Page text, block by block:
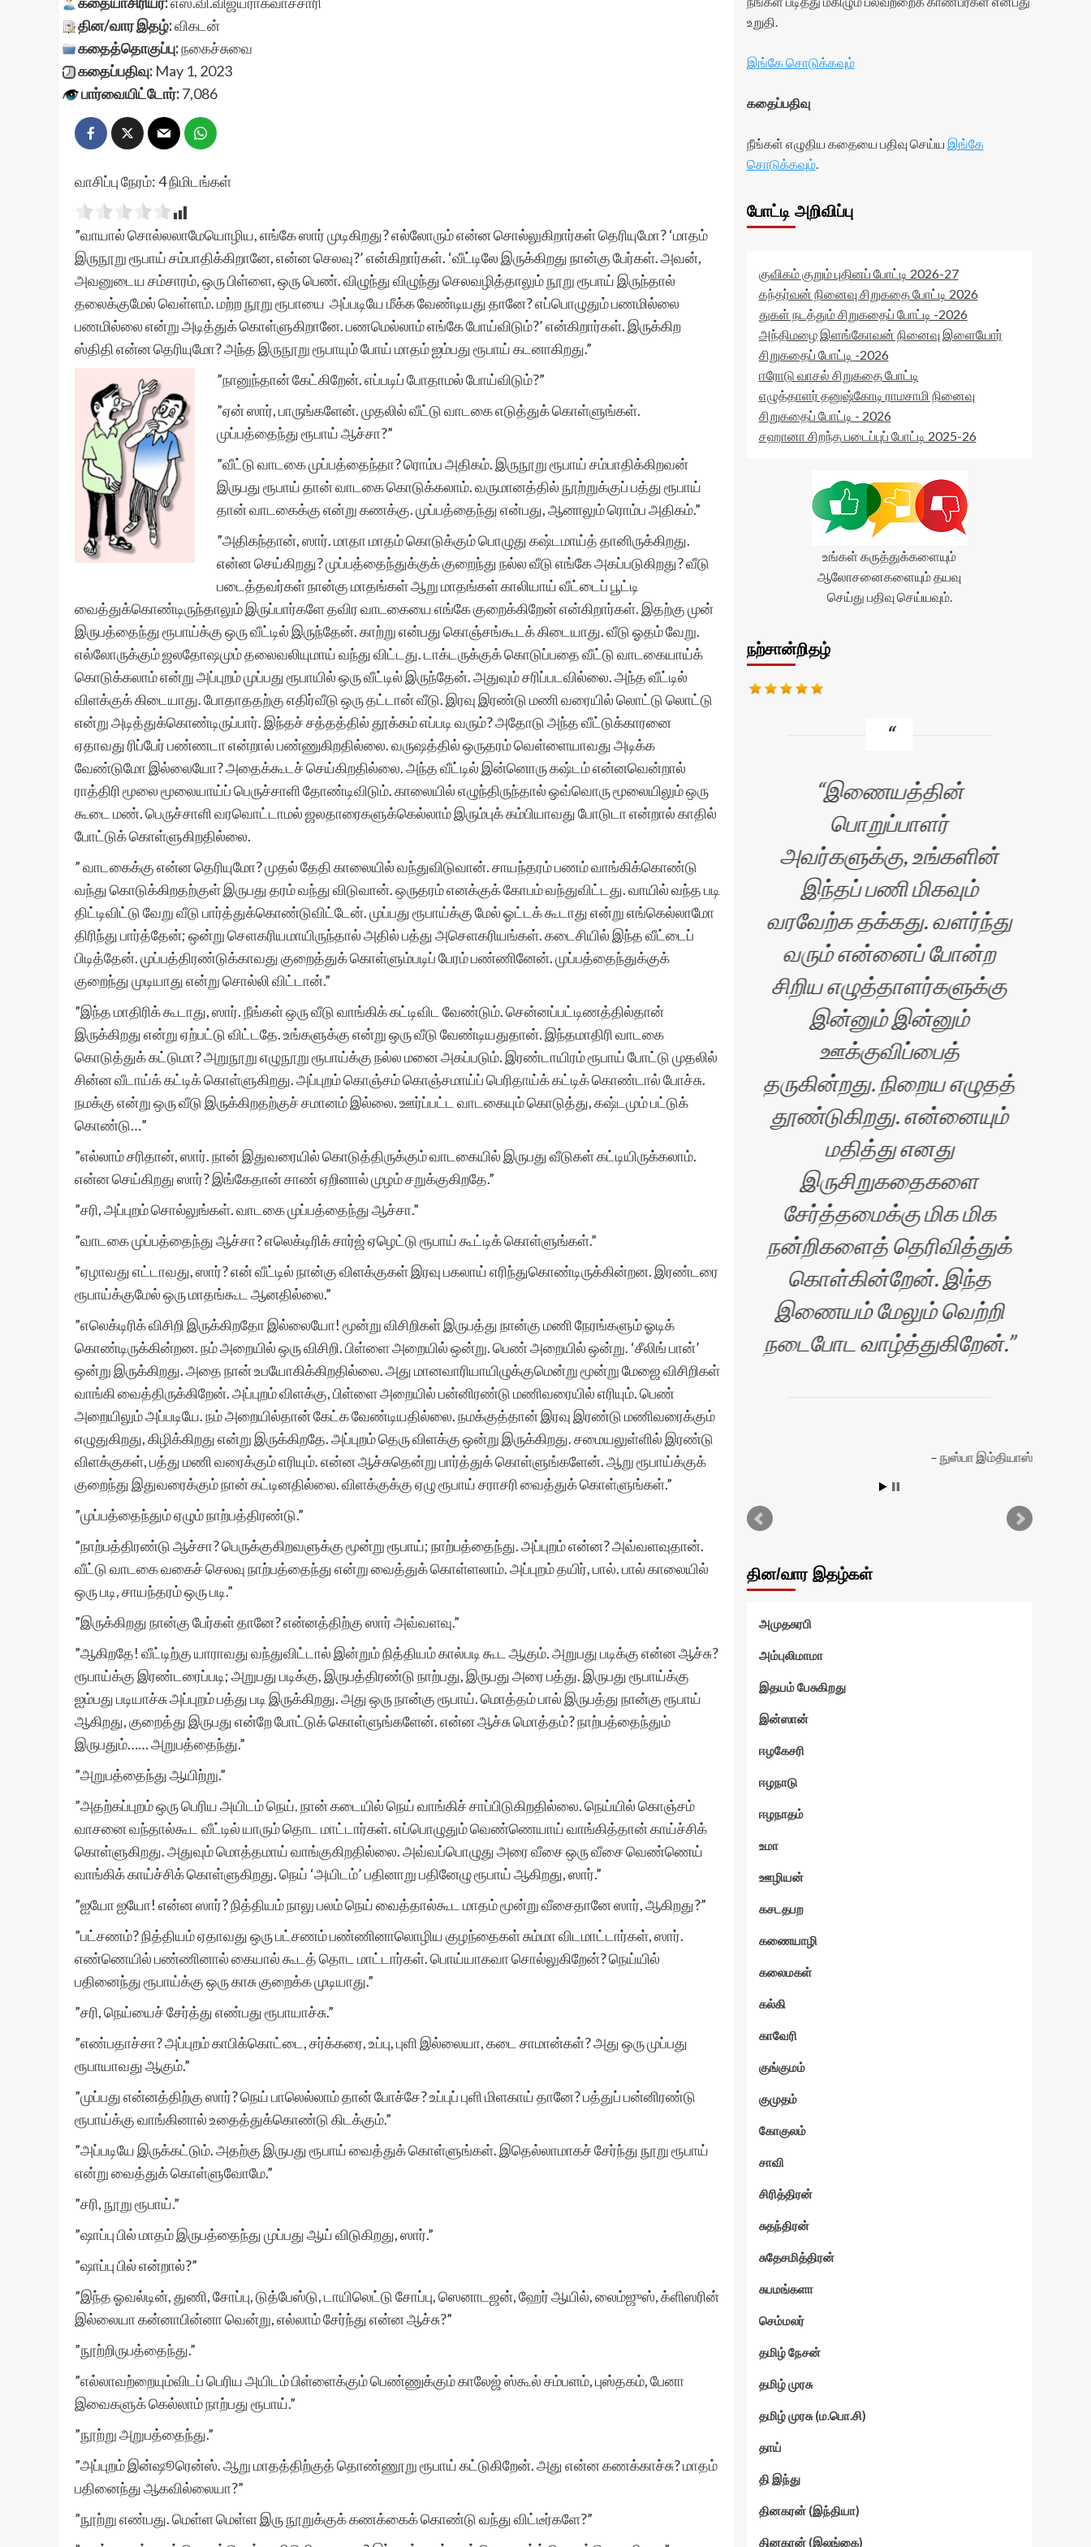
தின/வார இதழ்:விகடன்
கதைத்தொகுப்பு:நகைச்சுவை
கதைப்பதிவு: May 1, 2023
பார்வையிட்டோர்:7,086
வாசிப்பு நேரம்:4நிமிடங்கள்
”வாயால் சொல்லலாமேயொழிய, எங்கே ஸார் முடிகிறது? எல்லோரும் என்ன சொல்லுகிறார்கள் தெரியுமோ? ‘மாதம்
இருநூறு ரூபாய் சம்பாதிக்கிறானே, என்ன செலவு?’ என்கிறார்கள். ‘வீட்டிலே இருக்கிறது நான்கு பேர்கள். அவன்,
அவனுடைய சம்சாரம், ஒரு பிள்ளை, ஒரு பெண். விழுந்து விழுந்து செலவழித்தாலும் நூறு ரூபாய் இருந்தால்
தலைக்குமேல் வெள்ளம். மற்ற நூறு ரூபாயை அப்படியே மீக்க வேண்டியது தானே? எப்பொழுதும் பணமில்லை
பணமில்லை என்று அடித்துக் கொள்ளுகிறானே. பணமெல்லாம் எங்கே போய்விடும்?’ என்கிறார்கள். இருக்கிற
ஸ்திதி என்ன தெரியுமோ? அந்த இருநூறு ரூபாயும் போய் மாதம் ஐம்பது ரூபாய் கடனாகிறது.”
”நானுந்தான் கேட்கிறேன். எப்படிப் போதாமல் போய்விடும்?”
”ஏன் ஸார், பாருங்களேன். முதலில் வீட்டு வாடகை எடுத்துக் கொள்ளுங்கள்.
முப்பத்தைந்து ரூபாய் ஆச்சா?”
”வீட்டு வாடகை முப்பத்தைந்தா? ரொம்ப அதிகம். இருநூறு ரூபாய் சம்பாதிக்கிறவன்
இருபது ரூபாய் தான் வாடகை கொடுக்கலாம். வருமானத்தில் நூற்றுக்குப் பத்து ரூபாய்
தான் வாடகைக்கு என்று கணக்கு. முப்பத்தைந்து என்பது, ஆனாலும் ரொம்ப அதிகம்.”
”அதிகந்தான், ஸார். மாதா மாதம் கொடுக்கும் பொழுது கஷ்டமாய்த் தானிருக்கிறது.
என்ன செய்கிறது? முப்பத்தைந்துக்குக் குறைந்து நல்ல வீடு எங்கே அகப்படுகிறது? வீடு
படைத்தவர்கள் நான்கு மாதங்கள் ஆறு மாதங்கள் காலியாய் வீட்டைப் பூட்டி
வைத்துக்கொண்டிருந்தாலும் இருப்பார்களே தவிர வாடகையை எங்கே குறைக்கிறேன் என்கிறார்கள். இதற்கு முன்
இருபத்தைந்து ரூபாய்க்கு ஒரு வீட்டில் இருந்தேன். காற்று என்பது கொஞ்சங்கூடக் கிடையாது. வீடு ஓதம் வேறு.
எல்லோருக்கும் ஜலதோஷமும் தலைவலியுமாய் வந்து விட்டது. டாக்டருக்குக் கொடுப்பதை வீட்டு வாடகையாய்க்
கொடுக்கலாம் என்று அப்புறம் முப்பது ரூபாயில் ஒரு வீட்டில் இருந்தேன். அதுவும் சரிப்படவில்லை. அந்த வீட்டில்
விளக்குக் கிடையாது. போதாததற்கு எதிர்வீடு ஒரு தட்டான் வீடு. இரவு இரண்டு மணி வரையில் லொட்டு லொட்டு
என்று அடித்துக்கொண்டிருப்பார். இந்தச் சத்தத்தில் தூக்கம் எப்படி வரும்? அதோடு அந்த வீட்டுக்காரனை
ஏதாவது ரிப்பேர் பண்ணடா என்றால் பண்ணுகிறதில்லை. வருஷத்தில் ஒருதரம் வெள்ளையாவது அடிக்க
வேண்டுமோ இல்லையோ? அதைக்கூடச் செய்கிறதில்லை. அந்த வீட்டில் இன்னொரு கஷ்டம் என்னவென்றால்
ராத்திரி மூலை மூலையாய்ப் பெருச்சாளி தோண்டிவிடும். காலையில் எழுந்திருந்தால் ஒவ்வொரு மூலையிலும் ஒரு
கூடை மண். பெருச்சாளி வரவொட்டாமல் ஜலதாரைகளுக்கெல்லாம் இரும்புக் கம்பியாவது போடுடா என்றால் காதில்
போட்டுக் கொள்ளுகிறதில்லை.
” வாடகைக்கு என்ன தெரியுமோ? முதல் தேதி காலையில் வந்துவிடுவான். சாயந்தரம் பணம் வாங்கிக்கொண்டு
வந்து கொடுக்கிறதற்குள் இருபது தரம் வந்து விடுவான். ஒருதரம் எனக்குக் கோபம் வந்துவிட்டது. வாயில் வந்த படி
திட்டிவிட்டு வேறு வீடு பார்த்துக்கொண்டுவிட்டேன். முப்பது ரூபாய்க்கு மேல் ஓட்டக் கூடாது என்று எங்கெல்லாமோ
திரிந்து பார்த்தேன்; ஒன்று செளகரியமாயிருந்தால் அதில் பத்து அசெளகரியங்கள். கடைசியில் இந்த வீட்டைப்
பிடித்தேன். முப்பத்திரண்டுக்காவது குறைத்துக் கொள்ளும்படிப் பேரம் பண்ணினேன். முப்பத்தைந்துக்குக்
குறைந்து முடியாது என்று சொல்லி விட்டான்.”
”இந்த மாதிரிக் கூடாது, ஸார். நீங்கள் ஒரு வீடு வாங்கிக் கட்டிவிட வேண்டும். சென்னப்பட்டிணத்தில்தான்
இருக்கிறது என்று ஏற்பட்டு விட்டதே. உங்களுக்கு என்று ஒரு வீடு வேண்டியதுதான். இந்தமாதிரி வாடகை
கொடுத்துக் கட்டுமா? அறுநூறு எழுநூறு ரூபாய்க்கு நல்ல மனை அகப்படும். இரண்டாயிரம் ரூபாய் போட்டு முதலில்
சின்ன வீடாய்க் கட்டிக் கொள்ளுகிறது. அப்புறம் கொஞ்சம் கொஞ்சமாய்ப் பெரிதாய்க் கட்டிக் கொண்டால் போச்சு.
நமக்கு என்று ஒரு வீடு இருக்கிறதற்குச் சமானம் இல்லை. ஊர்ப்பட்ட வாடகையும் கொடுத்து, கஷ்டமும் பட்டுக்
கொண்டு…”
”எல்லாம் சரிதான், ஸார். நான் இதுவரையில் கொடுத்திருக்கும் வாடகையில் இருபது வீடுகள் கட்டியிருக்கலாம்.
என்ன செய்கிறது ஸார்? இங்கேதான் சாண் ஏறினால் முழம் சறுக்குகிறதே.”
”சரி, அப்புறம் சொல்லுங்கள். வாடகை முப்பத்தைந்து ஆச்சா.”
”வாடகை முப்பத்தைந்து ஆச்சா? எலெக்டிரிக் சார்ஜ் ஏழெட்டு ரூபாய் கூட்டிக் கொள்ளுங்கள்.”
”ஏழாவது எட்டாவது, ஸார்? என் வீட்டில் நான்கு விளக்குகள் இரவு பகலாய் எரிந்துகொண்டிருக்கின்றன. இரண்டரை
ரூபாய்க்குமேல் ஒரு மாதங்கூட ஆனதில்லை.”
”எலெக்டிரிக் விசிறி இருக்கிறதோ இல்லையோ! மூன்று விசிறிகள் இருபத்து நான்கு மணி நேரங்களும் ஓடிக்
கொண்டிருக்கின்றன. நம் அறையில் ஒரு விசிறி. பிள்ளை அறையில் ஒன்று. பெண் அறையில் ஒன்று. ‘சீலிங் பான்’
ஒன்று இருக்கிறது. அதை நான் உபயோகிக்கிறதில்லை. அது மானவாரியாயிழுக்குமென்று மூன்று மேஜை விசிறிகள்
வாங்கி வைத்திருக்கிறேன். அப்புறம் விளக்கு, பிள்ளை அறையில் பன்னிரண்டு மணிவரையில் எரியும். பெண்
அறையிலும் அப்படியே. நம் அறையில்தான் கேட்க வேண்டியதில்லை. நமக்குத்தான் இரவு இரண்டு மணிவரைக்கும்
எழுதுகிறது, கிழிக்கிறது என்று இருக்கிறதே. அப்புறம் தெரு விளக்கு ஒன்று இருக்கிறது. சமையலுள்ளில் இரண்டு
விளக்குகள், பத்து மணி வரைக்கும் எரியும். என்ன ஆச்சுதென்று பார்த்துக் கொள்ளுங்களேன். ஆறு ரூபாய்க்குக்
குறைந்து இதுவரைக்கும் நான் கட்டினதில்லை. விளக்குக்கு ஏழு ரூபாய் சராசரி வைத்துக் கொள்ளுங்கள்.”
”முப்பத்தைந்தும் ஏழும் நாற்பத்திரண்டு.”
”நாற்பத்திரண்டு ஆச்சா? பெருக்குகிறவளுக்கு மூன்று ரூபாய்; நாற்பத்தைந்து. அப்புறம் என்ன? அவ்வளவுதான்.
வீட்டு வாடகை வகைச் செலவு நாற்பத்தைந்து என்று வைத்துக் கொள்ளலாம். அப்புறம் தயிர், பால். பால் காலையில்
ஒரு படி, சாயந்தரம் ஒரு படி.”
”இருக்கிறது நான்கு பேர்கள் தானே? என்னத்திற்கு ஸார் அவ்வளவு.”
”ஆகிறதே! வீட்டிற்கு யாராவது வந்துவிட்டால் இன்றும் நித்தியம் கால்படி கூட ஆகும். அறுபது படிக்கு என்ன ஆச்சு?
ரூபாய்க்கு இரண்டரைப்படி; அறுபது படிக்கு, இருபத்திரண்டு நாற்பது, இருபது அரை பத்து. இருபது ரூபாய்க்கு
ஐம்பது படியாச்சு அப்புறம் பத்து படி இருக்கிறது. அது ஒரு நான்கு ரூபாய். மொத்தம் பால் இருபத்து நான்கு ரூபாய்
ஆகிறது, குறைத்து இருபது என்றே போட்டுக் கொள்ளுங்களேன். என்ன ஆச்சு மொத்தம்? நாற்பத்தைந்தும்
இருபதும்…… அறுபத்தைந்து.”
”அறுபத்தைந்து ஆயிற்று.”
”அதற்கப்புறம் ஒரு பெரிய அயிடம் நெய். நான் கடையில் நெய் வாங்கிச் சாப்பிடுகிறதில்லை. நெய்யில் கொஞ்சம்
வாசனை வந்தால்கூட வீட்டில் யாரும் தொட மாட்டார்கள். எப்பொழுதும் வெண்ணெயாய் வாங்கித்தான் காய்ச்சிக்
கொள்ளுகிறது. அதுவும் மொத்தமாய் வாங்குகிறதில்லை. அவ்வப்பொழுது அரை வீசை ஒரு வீசை வெண்ணெய்
வாங்கிக் காய்ச்சிக் கொள்ளுகிறது. நெய் ‘அயிடம்’ பதினாறு பதினேழு ரூபாய் ஆகிறது, ஸார்.”
”ஐயோ ஐயோ! என்ன ஸார்? நித்தியம் நாலு பலம் நெய் வைத்தால்கூட மாதம் மூன்று வீசைதானே ஸார், ஆகிறது?”
”பட்சணம்? நித்தியம் ஏதாவது ஒரு பட்சணம் பண்ணினாலொழிய குழந்தைகள் சும்மா விடமாட்டார்கள், ஸார்.
எண்ணெயில் பண்ணினால் கையால் கூடத் தொட மாட்டார்கள். பொய்யாகவா சொல்லுகிறேன்? நெய்யில்
பதினைந்து ரூபாய்க்கு ஒரு காசு குறைக்க முடியாது.”
”சரி, நெய்யைச் சேர்த்து எண்பது ரூபாயாச்சு.”
”எண்பதாச்சா? அப்புறம் காபிக்கொட்டை, சர்க்கரை, உப்பு, புளி இல்லையா, கடை சாமான்கள்? அது ஒரு முப்பது
ரூபாயாவது ஆகும்.”
”முப்பது என்னத்திற்கு ஸார்? நெய் பாலெல்லாம் தான் போச்சே? உப்புப் புளி மிளகாய் தானே? பத்துப் பன்னிரண்டு
ரூபாய்க்கு வாங்கினால் உதைத்துக்கொண்டு கிடக்கும்.”
”அப்படியே இருக்கட்டும். அதற்கு இருபது ரூபாய் வைத்துக் கொள்ளுங்கள். இதெல்லாமாகச் சேர்ந்து நூறு ரூபாய்
என்று வைத்துக் கொள்ளுவோமே.”
”சரி, நூறு ரூபாய்.”
”ஷாப்பு பில் மாதம் இருபத்தைந்து முப்பது ஆய் விடுகிறது, ஸார்.”
”ஷாப்பு பில் என்றால்?”
”இந்த ஓவல்டின், துணி, சோப்பு, டுத்பேஸ்டு, டாயிலெட்டு சோப்பு, ஸெனாடஜன், ஹேர் ஆயில், லைம்ஜுஸ், க்ளிஸரின்
இல்லையா கன்னாபின்னா வென்று, எல்லாம் சேர்ந்து என்ன ஆச்சு?”
”நூற்றிருபத்தைந்து.”
”எல்லாவற்றையும்விடப் பெரிய அயிடம் பிள்ளைக்கும் பெண்ணுக்கும் காலேஜ் ஸ்கூல் சம்பளம், புஸ்தகம், பேனா
இவைகளுக் கெல்லாம் நாற்பது ரூபாய்.”
”நூற்று அறுபத்தைந்து.”
”அப்புறம் இன்ஷூரென்ஸ். ஆறு மாதத்திற்குத் தொண்ணூறு ரூபாய் கட்டுகிறேன். அது என்ன கணக்காச்சு? மாதம்
பதினைந்து ஆகவில்லையா?”
”நூற்று எண்பது. மெள்ள மெள்ள இரு நூறுக்குக் கணக்கைக் கொண்டு வந்து விட்டீர்களே?”
உறுதி.
இங்கே சொடுக்கவும்
கதைப்பதிவு
நீங்கள் எழுதிய கதையை பதிவு செய்ய இங்கே
சொடுக்கவும்.
போட்டி அறிவிப்பு
குவிகம் குறும் புதினப் போட்டி 2026-27
கந்தர்வன் நினைவு சிறுகதை போட்டி 2026
துகள் நடத்தும் சிறுகதைப் போட்டி -2026
அந்திமழை இளங்கோவன் நினைவு இளையோர்
சிறுகதைப் போட்டி -2026
ஈரோடு வாசல் சிறுகதை போட்டி
எழுத்தாளர் தனுஷ்கோடி ராமசாமி நினைவு
சிறுகதைப் போட்டி - 2026
சஹானா சிறந்த படைப்புப் போட்டி 2025-26
உங்கள் கருத்துக்களையும்
ஆலோசனைகளையும் தயவு
செய்து பதிவு செய்யவும்.
நற்சான்றிதழ்
இந்த தளத்தின் சேவை
சொல்லில்
அடங்குவதில்லை. வளர்ந்து
வரும் எழுத்தாளர்களுக்கு
மிகச் சிறந்த பயிற்சிக்களம்
இந்த தளம்.
பார்வதி இராமச்சந்திரன்
இணையத்தின்
பொறுப்பாளர்
அவர்களுக்கு, உங்களின்
இந்தப் பணி மிகவும்
வரவேற்க தக்கது. வளர்ந்து
வரும் என்னைப் போன்ற
சிறிய எழுத்தாளர்களுக்கு
இன்னும் இன்னும்
ஊக்குவிப்பைத்
தருகின்றது. நிறைய எழுதத்
தூண்டுகிறது. என்னையும்
மதித்து எனது
இருசிறுகதைகளை
சேர்த்தமைக்கு மிக மிக
நன்றிகளைத் தெரிவித்துக்
கொள்கின்றேன். இந்த
இணையம் மேலும் வெற்றி
நடைபோட வாழ்த்துகிறேன்.
நுஸ்பா இம்தியாஸ்
தின/வார இதழ்கள்
அமுதசுரபி
அம்புலிமாமா
இதயம் பேசுகிறது
இன்ஸான்
ஈழகேசரி
ஈழநாடு
ஈழநாதம்
உமா
ஊழியன்
கசடதபற
கணையாழி
கலைமகள்
கல்கி
காவேரி
குங்குமம்
குமுதம்
கோகுலம்
சாவி
சிரித்திரன்
சுதந்திரன்
சுதேசமித்திரன்
சுபமங்களா
செம்மலர்
தமிழ் நேசன்
தமிழ் முரசு
தமிழ் முரசு (ம.பொ.சி)
தாய்
தி இந்து
தினகரன் (இந்தியா)
தினகரன் (இலங்கை)